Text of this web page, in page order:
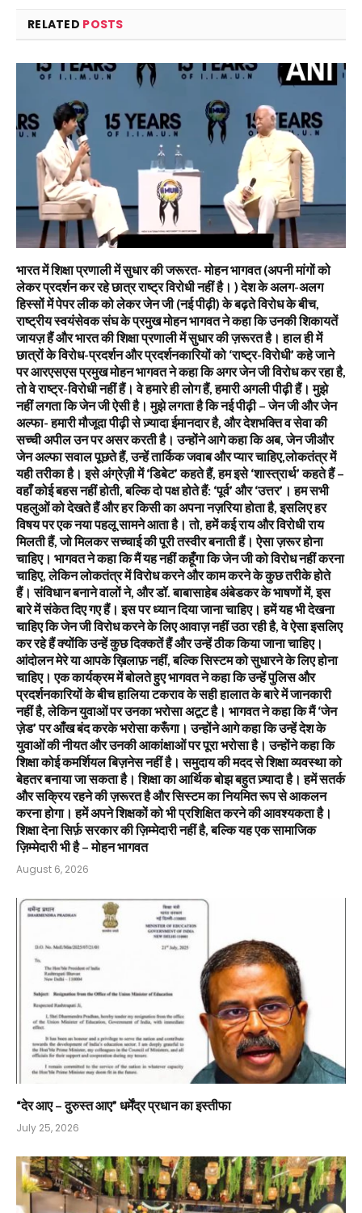
RELATED POSTS
भारत में शिक्षा प्रणाली में सुधार की जरूरत- मोहन भागवत (अपनी मांगों को
लेकर प्रदर्शन कर रहे छात्र राष्ट्र विरोधी नहीं है। ) देश के अलग-अलग
हिस्सों में पेपर लीक को लेकर जेन जी (नई पीढ़ी) के बढ़ते विरोध के बीच,
राष्ट्रीय स्वयंसेवक संघ के प्रमुख मोहन भागवत ने कहा कि उनकी शिकायतें
जायज़ हैं और भारत की शिक्षा प्रणाली में सुधार की ज़रूरत है। हाल ही में
छात्रों के विरोध-प्रदर्शन और प्रदर्शनकारियों को ‘राष्ट्र-विरोधी’ कहे जाने
पर आरएसएस प्रमुख मोहन भागवत ने कहा कि अगर जेन जी विरोध कर रहा है,
तो वे राष्ट्र-विरोधी नहीं हैं। वे हमारे ही लोग हैं, हमारी अगली पीढ़ी हैं। मुझे
नहीं लगता कि जेन जी ऐसी है। मुझे लगता है कि नई पीढ़ी – जेन जी और जेन
अल्फा- हमारी मौजूदा पीढ़ी से ज़्यादा ईमानदार है, और देशभक्ति व सेवा की
सच्ची अपील उन पर असर करती है। उन्होंने आगे कहा कि अब, जेन जीऔर
जेन अल्फा सवाल पूछते हैं, उन्हें तार्किक जवाब और प्यार चाहिए,लोकतंत्र में
यही तरीका है। इसे अंग्रेज़ी में ‘डिबेट’ कहते हैं, हम इसे ‘शास्त्रार्थ’ कहते हैं –
वहाँ कोई बहस नहीं होती, बल्कि दो पक्ष होते हैं: ‘पूर्व’ और ‘उत्तर’। हम सभी
पहलुओं को देखते हैं और हर किसी का अपना नज़रिया होता है, इसलिए हर
विषय पर एक नया पहलू सामने आता है। तो, हमें कई राय और विरोधी राय
मिलती हैं, जो मिलकर सच्चाई की पूरी तस्वीर बनाती हैं। ऐसा ज़रूर होना
चाहिए। भागवत ने कहा कि मैं यह नहीं कहूँगा कि जेन जी को विरोध नहीं करना
चाहिए, लेकिन लोकतंत्र में विरोध करने और काम करने के कुछ तरीके होते
हैं। संविधान बनाने वालों ने, और डॉ. बाबासाहेब अंबेडकर के भाषणों में, इस
बारे में संकेत दिए गए हैं। इस पर ध्यान दिया जाना चाहिए। हमें यह भी देखना
चाहिए कि जेन जी विरोध करने के लिए आवाज़ नहीं उठा रही है, वे ऐसा इसलिए
कर रहे हैं क्योंकि उन्हें कुछ दिक्कतें हैं और उन्हें ठीक किया जाना चाहिए।
आंदोलन मेरे या आपके ख़िलाफ़ नहीं, बल्कि सिस्टम को सुधारने के लिए होना
चाहिए। एक कार्यक्रम में बोलते हुए भागवत ने कहा कि उन्हें पुलिस और
प्रदर्शनकारियों के बीच हालिया टकराव के सही हालात के बारे में जानकारी
नहीं है, लेकिन युवाओं पर उनका भरोसा अटूट है। भागवत ने कहा कि मैं ‘जेन
ज़ेड’ पर आँख बंद करके भरोसा करूँगा। उन्होंने आगे कहा कि उन्हें देश के
युवाओं की नीयत और उनकी आकांक्षाओं पर पूरा भरोसा है। उन्होंने कहा कि
शिक्षा कोई कमर्शियल बिज़नेस नहीं है। समुदाय की मदद से शिक्षा व्यवस्था को
बेहतर बनाया जा सकता है। शिक्षा का आर्थिक बोझ बहुत ज़्यादा है। हमें सतर्क
और सक्रिय रहने की ज़रूरत है और सिस्टम का नियमित रूप से आकलन
करना होगा। हमें अपने शिक्षकों को भी प्रशिक्षित करने की आवश्यकता है।
शिक्षा देना सिर्फ़ सरकार की ज़िम्मेदारी नहीं है, बल्कि यह एक सामाजिक
ज़िम्मेदारी भी है – मोहन भागवत
August 6, 2026
“देर आए – दुरुस्त आए” धर्मेंद्र प्रधान का इस्तीफा
July 25, 2026